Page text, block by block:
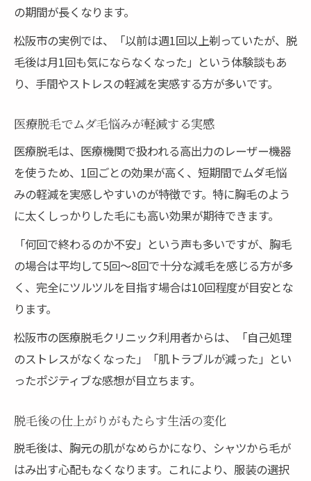
の期間が長くなります。
松阪市の実例では、「以前は週1回以上剃っていたが、脱
毛後は月1回も気にならなくなった」という体験談もあ
り、手間やストレスの軽減を実感する方が多いです。
医療脱毛でムダ毛悩みが軽減する実感
医療脱毛は、医療機関で扱われる高出力のレーザー機器
を使うため、1回ごとの効果が高く、短期間でムダ毛悩
みの軽減を実感しやすいのが特徴です。特に胸毛のよう
に太くしっかりした毛にも高い効果が期待できます。
「何回で終わるのか不安」という声も多いですが、胸毛
の場合は平均して5回〜8回で十分な減毛を感じる方が多
く、完全にツルツルを目指す場合は10回程度が目安とな
ります。
松阪市の医療脱毛クリニック利用者からは、「自己処理
のストレスがなくなった」「肌トラブルが減った」とい
ったポジティブな感想が目立ちます。
脱毛後の仕上がりがもたらす生活の変化
脱毛後は、胸元の肌がなめらかになり、シャツから毛が
はみ出す心配もなくなります。これにより、服装の選択